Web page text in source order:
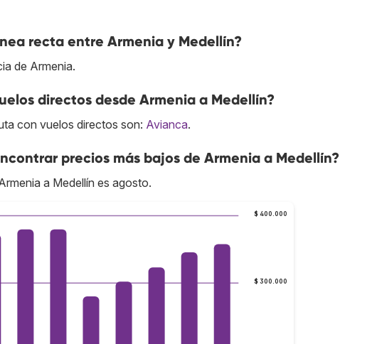
recta entre Armenia y Medellín?
de Armenia.
directos desde Armenia a Medellín?
con vuelos directos son: Avianca.
precios más bajos de Armenia a Medellín?
a Medellín es agosto.
$ 300.000
$ 400.000